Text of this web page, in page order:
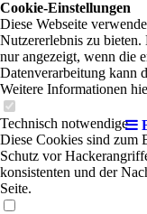
Cookie-Einstellungen
Diese Webseite
Nutzererlebnis zu
nur angezeigt, wenn die
Datenverarbeitung kann
Weitere Informationen
Technisch notwendige
Diese Cookies sind zum
Schutz vor
konsistenten und der
Seite.